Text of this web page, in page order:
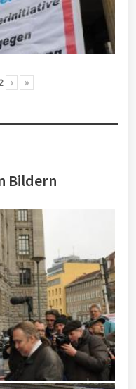
2 › »
Bildern